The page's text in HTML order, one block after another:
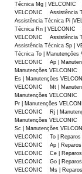
Técnica Mg | VELCONIC
VELCONIC Assistência
Assistência Técnica Pi
Técnica Rn | VELCONIC
VELCONIC Assistência
Assistência Técnica Sp |
Técnica To |
VELCONIC Ap |
Manutenções
Es | Manutenções
VELCONIC Mt |
Manutenções
Pr | Manutenções
VELCONIC Rj |
Manutenções
Sc | Manutenções
VELCONIC To |
VELCONIC Ap |
VELCONIC Ce |
VELCONIC Go |
VELCONIC Ms |